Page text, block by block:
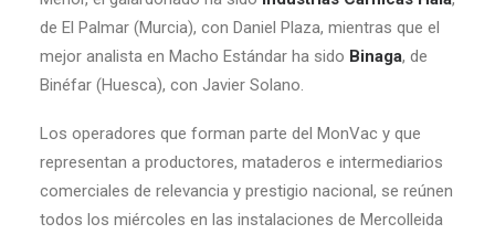
de El Palmar (Murcia), con Daniel Plaza, mientras que el
mejor analista en Macho Estándar ha sido Binaga, de
Binéfar (Huesca), con Javier Solano.
Los operadores que forman parte del MonVac y que
representan a productores, mataderos e intermediarios
comerciales de relevancia y prestigio nacional, se reúnen
todos los miércoles en las instalaciones de Mercolleida